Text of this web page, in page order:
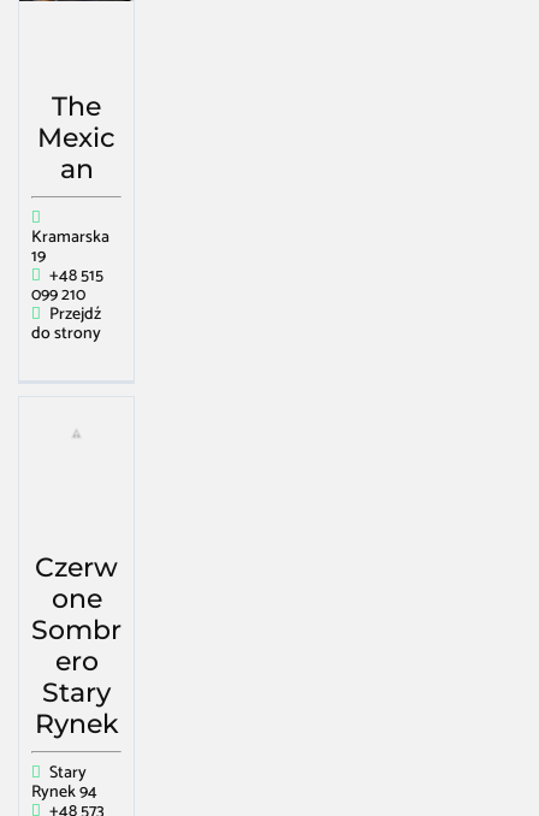
The
Mexic
an
Kramarska
19
+48 515
099 210
Przejdź
do strony
Czerw
one
Sombr
ero
Stary
Rynek
Stary
Rynek 94